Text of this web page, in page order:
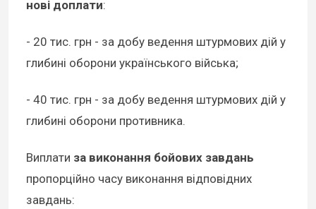
нові доплати:
- 20 тис. грн - за добу ведення штурмових дій у
глибині оборони українського війська;
- 40 тис. грн - за добу ведення штурмових дій у
глибині оборони противника.
Виплати за виконання бойових завдань
пропорційно часу виконання відповідних
завдань: